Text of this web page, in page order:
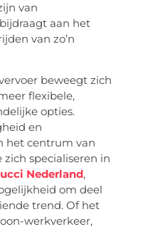
van
aan het
van zo’n
beweegt zich
flexibele,
opties.
en
het centrum van
specialiseren in
Nederland,
om deel
trend. Of het
werkverkeer,